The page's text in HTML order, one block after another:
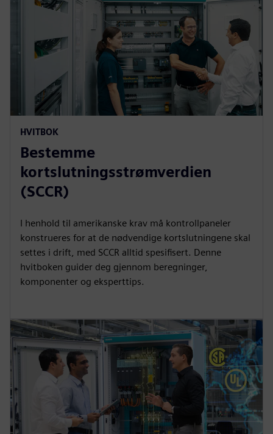
HVITBOK
Bestemme
kortslutningsstrømverdien
(SCCR)
I henhold til amerikanske krav må kontrollpaneler
konstrueres for at de nødvendige kortslutningene skal
settes i drift, med SCCR alltid spesifisert. Denne
hvitboken guider deg gjennom beregninger,
komponenter og eksperttips.